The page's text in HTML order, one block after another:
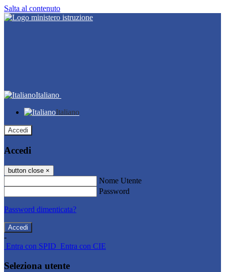
Salta al contenuto
Italiano
Italiano
Accedi
Accedi
button close ×
Nome Utente
Password
Password dimenticata?
-
Entra con SPID Entra con CIE
Seleziona utente